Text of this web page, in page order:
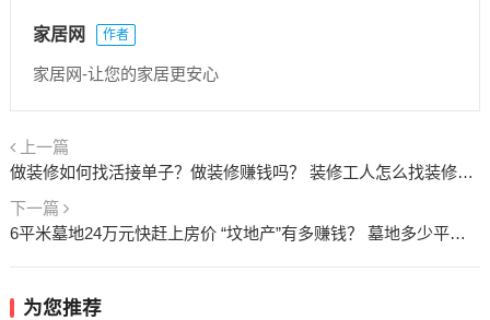
家居网 作者
家居网-让您的家居更安心
上一篇
做装修如何找活接单子？做装修赚钱吗？ 装修工人怎么找装修公司接活
下一篇
6平米墓地24万元快赶上房价 “坟地产”有多赚钱？ 墓地多少平方为国家标准
为您推荐